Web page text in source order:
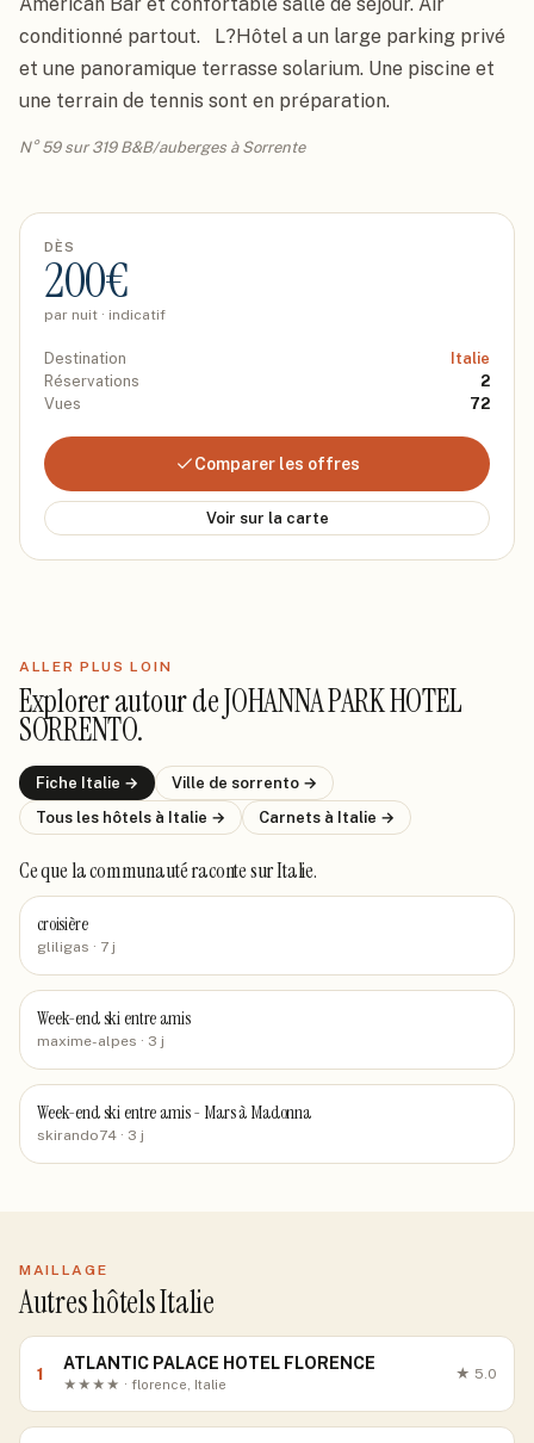
conditionné partout.   L?Hôtel a un large parking privé
et une panoramique terrasse solarium. Une piscine et
une terrain de tennis sont en préparation.
N° 59 sur 319 B&B/auberges à Sorrente
DÈS
200€
par nuit · indicatif
Destination
Italie
Réservations
2
Vues
72
Comparer les offres
Voir sur la carte
ALLER PLUS LOIN
Explorer autour deJOHANNA PARK HOTEL
SORRENTO.
Fiche Italie → Ville de sorrento →
Tous les hôtels à Italie → Carnets à Italie →
Ce que la communauté racontesur Italie.
croisière
gliligas · 7 j
Week-end ski entre amis
maxime-alpes · 3 j
Week-end ski entre amis - Mars à Madonna
skirando74 · 3 j
MAILLAGE
Autres hôtels Italie
1
ATLANTIC PALACE HOTEL FLORENCE
★★★★ · florence, Italie
★ 5.0